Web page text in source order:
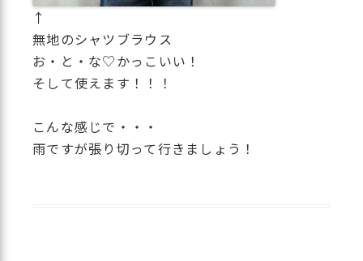
↑
無地のシャツブラウス
お・と・な♡かっこいい！
そして使えます！！！
こんな感じで・・・
雨ですが張り切って行きましょう！